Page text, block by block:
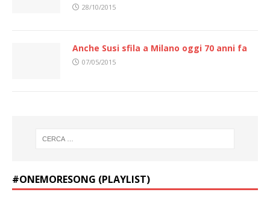
28/10/2015
Anche Susi sfila a Milano oggi 70 anni fa
07/05/2015
#ONEMORESONG (PLAYLIST)